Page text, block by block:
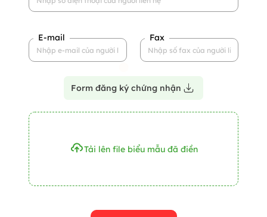
E-mail Fax
Form đăng ký chứng nhận
Tải lên file biểu mẫu đã điền